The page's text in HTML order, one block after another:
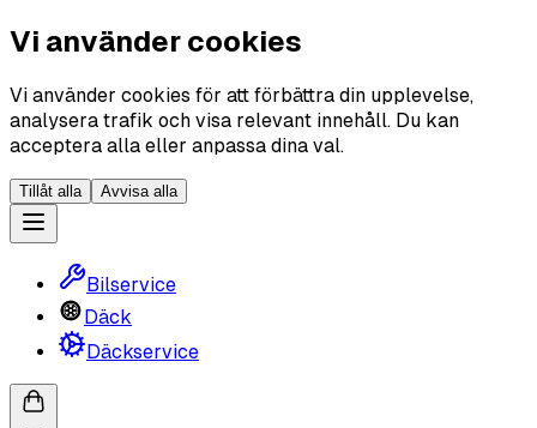
Vi använder cookies
Vi använder cookies för att förbättra din upplevelse,
analysera trafik och visa relevant innehåll. Du kan
acceptera alla eller anpassa dina val.
Tillåt alla Avvisa alla
Bilservice
Däck
Däckservice